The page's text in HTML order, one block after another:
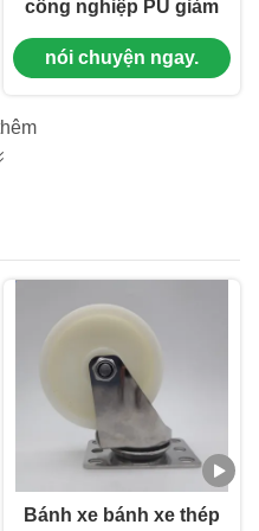
công nghiệp PU giảm
xóc lò xo kép, lõi sắt,
bánh xe đơn 6 inch
nói chuyện ngay.
Bánh xe bánh xe thép